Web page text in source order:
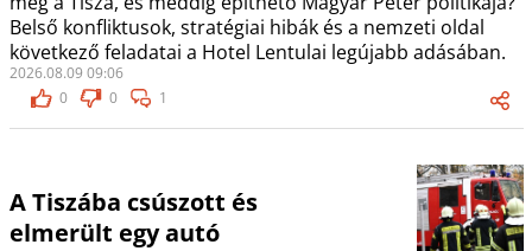
Belső konfliktusok, stratégiai hibák és a nemzeti oldal
következő feladatai a Hotel Lentulai legújabb adásában.
2026.08.09 09:06
0
0 1
A Tiszába csúszott és
elmerült egy autó